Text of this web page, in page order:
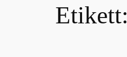
Etikett: